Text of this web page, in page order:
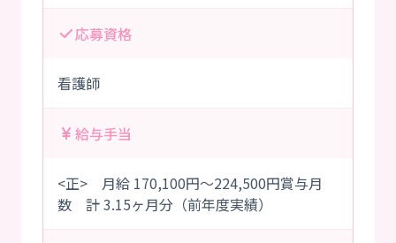
応募資格
看護師
給与手当
<正> 月給 170,100円～224,500円賞与月
数 計 3.15ヶ月分（前年度実績）